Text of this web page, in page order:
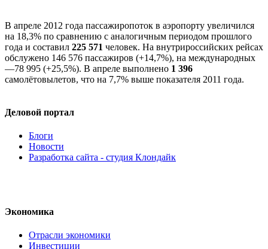
В апреле 2012 года пассажиропоток в аэропорту увеличился
на 18,3% по сравнению с аналогичным периодом прошлого
года и составил 225 571 человек. На внутрироссийских рейсах
обслужено 146 576 пассажиров (+14,7%), на международных
—78 995 (+25,5%). В апреле выполнено 1 396
самолётовылетов, что на 7,7% выше показателя 2011 года.
Деловой портал
Блоги
Новости
Разработка сайта - студия Клондайк
Экономика
Отрасли экономики
Инвестиции